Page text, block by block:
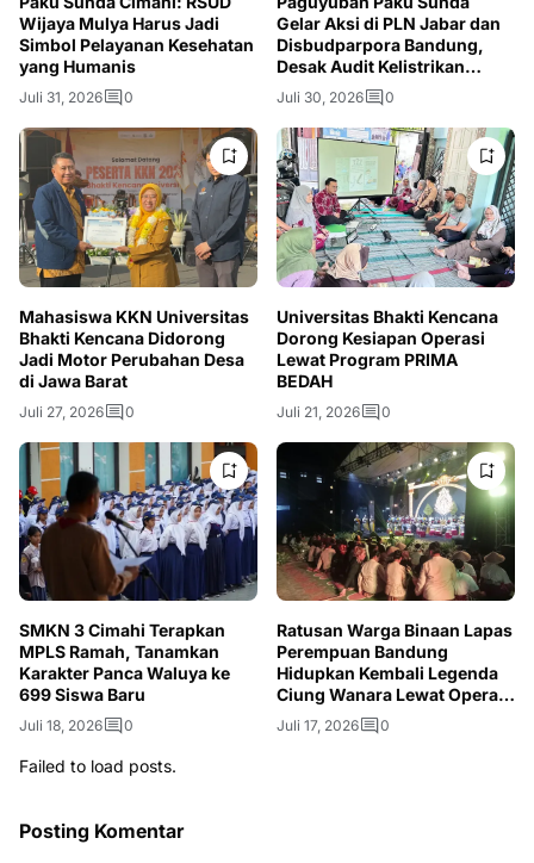
Wijaya Mulya Harus Jadi
Simbol Pelayanan Kesehatan
yang Humanis
Juli 31, 2026 0
Gelar Aksi di PLN Jabar dan
Disbudparpora Bandung,
Desak Audit Kelistrikan
hingga Bongkar Videotron
Juli 30, 2026 0
Mahasiswa KKN Universitas
Bhakti Kencana Didorong
Jadi Motor Perubahan Desa
di Jawa Barat
Juli 27, 2026 0
Universitas Bhakti Kencana
Dorong Kesiapan Operasi
Lewat Program PRIMA
BEDAH
Juli 21, 2026 0
SMKN 3 Cimahi Terapkan
MPLS Ramah, Tanamkan
Karakter Panca Waluya ke
699 Siswa Baru
Juli 18, 2026 0
Ratusan Warga Binaan Lapas
Perempuan Bandung
Hidupkan Kembali Legenda
Ciung Wanara Lewat Opera
Kolosal
Juli 17, 2026 0
Failed to load posts.
Posting Komentar